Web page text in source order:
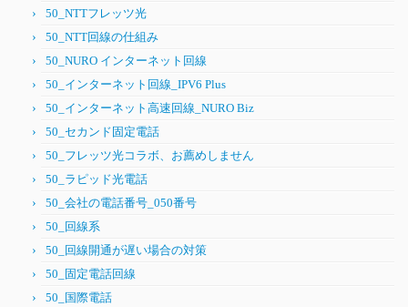
50_NTTフレッツ光
50_NTT回線の仕組み
50_NURO インターネット回線
50_インターネット回線_IPV6 Plus
50_インターネット高速回線_NURO Biz
50_セカンド固定電話
50_フレッツ光コラボ、お薦めしません
50_ラピッド光電話
50_会社の電話番号_050番号
50_回線系
50_回線開通が遅い場合の対策
50_固定電話回線
50_国際電話